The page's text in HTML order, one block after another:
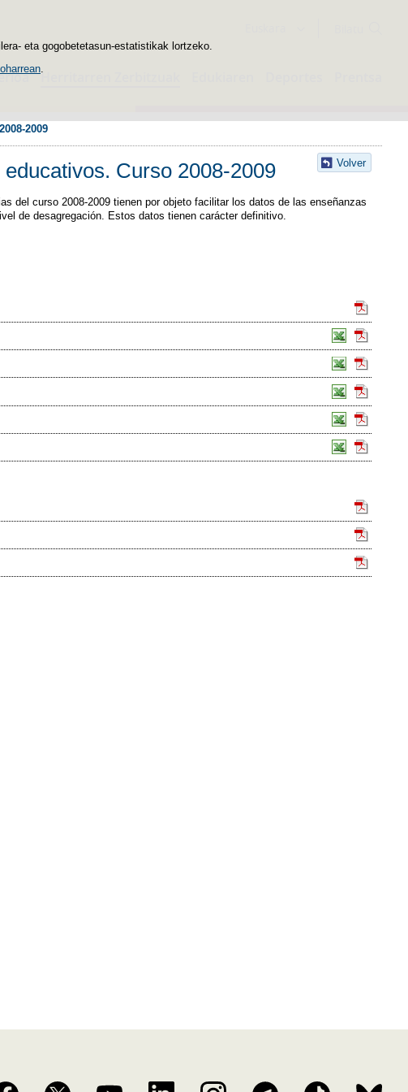
eta gogobetetasun-estatistikak lortzeko.
Herritarren Zerbitzuak
2009
Volver
Curso 2008-2009
del curso 2008-2009 tienen por objeto facilitar los datos de las enseñanzas
de desagregación. Estos datos tienen carácter definitivo.